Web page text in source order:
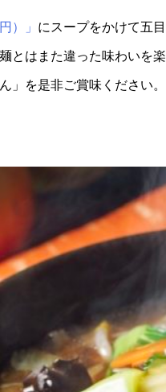
）」 にスープをかけて五目
とはまた違った味わいを楽
」を是非ご賞味ください。